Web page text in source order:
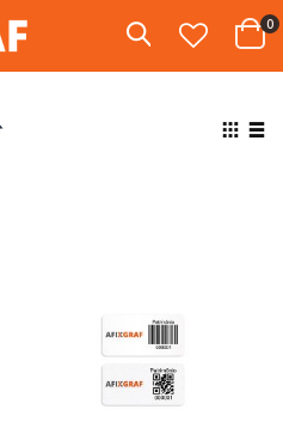
Cart
0
Pesquisa
Definir
Ver